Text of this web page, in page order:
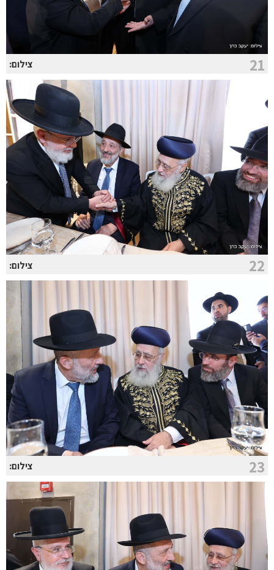
21 צילום:
22 צילום:
23 צילום: